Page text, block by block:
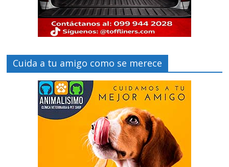
Cuida a tu amigo como se merece